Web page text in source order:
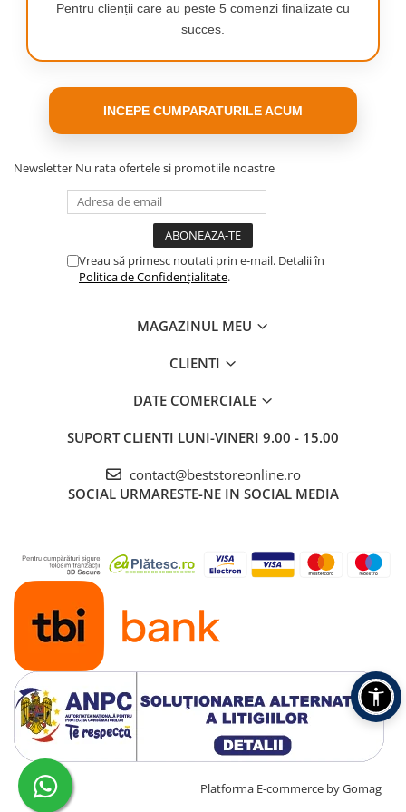
Pentru clienții care au peste 5 comenzi finalizate cu
succes.
INCEPE CUMPARATURILE ACUM
Newsletter Nu rata ofertele si promotiile noastre
Vreau să primesc noutati prin e-mail. Detalii în
Politica de Confidențialitate.
MAGAZINUL MEU
CLIENTI
DATE COMERCIALE
SUPORT CLIENTI LUNI-VINERI 9.00 - 15.00
contact@beststoreonline.ro
SOCIAL URMARESTE-NE IN SOCIAL MEDIA
Creat cu ❤ și cu 🧠 de TrifanDan.ro Platforma E-commerce by Gomag